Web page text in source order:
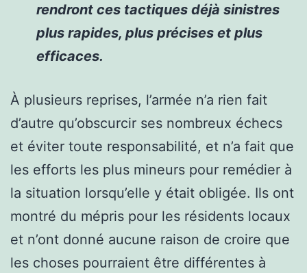
rendront ces tactiques déjà sinistres
plus rapides, plus précises et plus
efficaces.
À plusieurs reprises, l’armée n’a rien fait
d’autre qu’obscurcir ses nombreux échecs
et éviter toute responsabilité, et n’a fait que
les efforts les plus mineurs pour remédier à
la situation lorsqu’elle y était obligée. Ils ont
montré du mépris pour les résidents locaux
et n’ont donné aucune raison de croire que
les choses pourraient être différentes à